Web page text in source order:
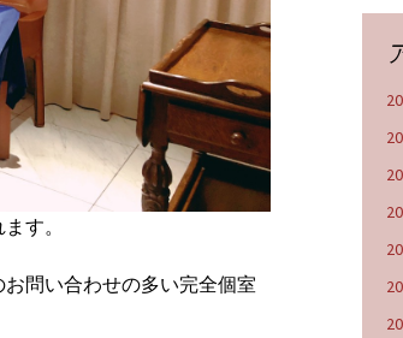
す。
問い合わせの多い完全個室